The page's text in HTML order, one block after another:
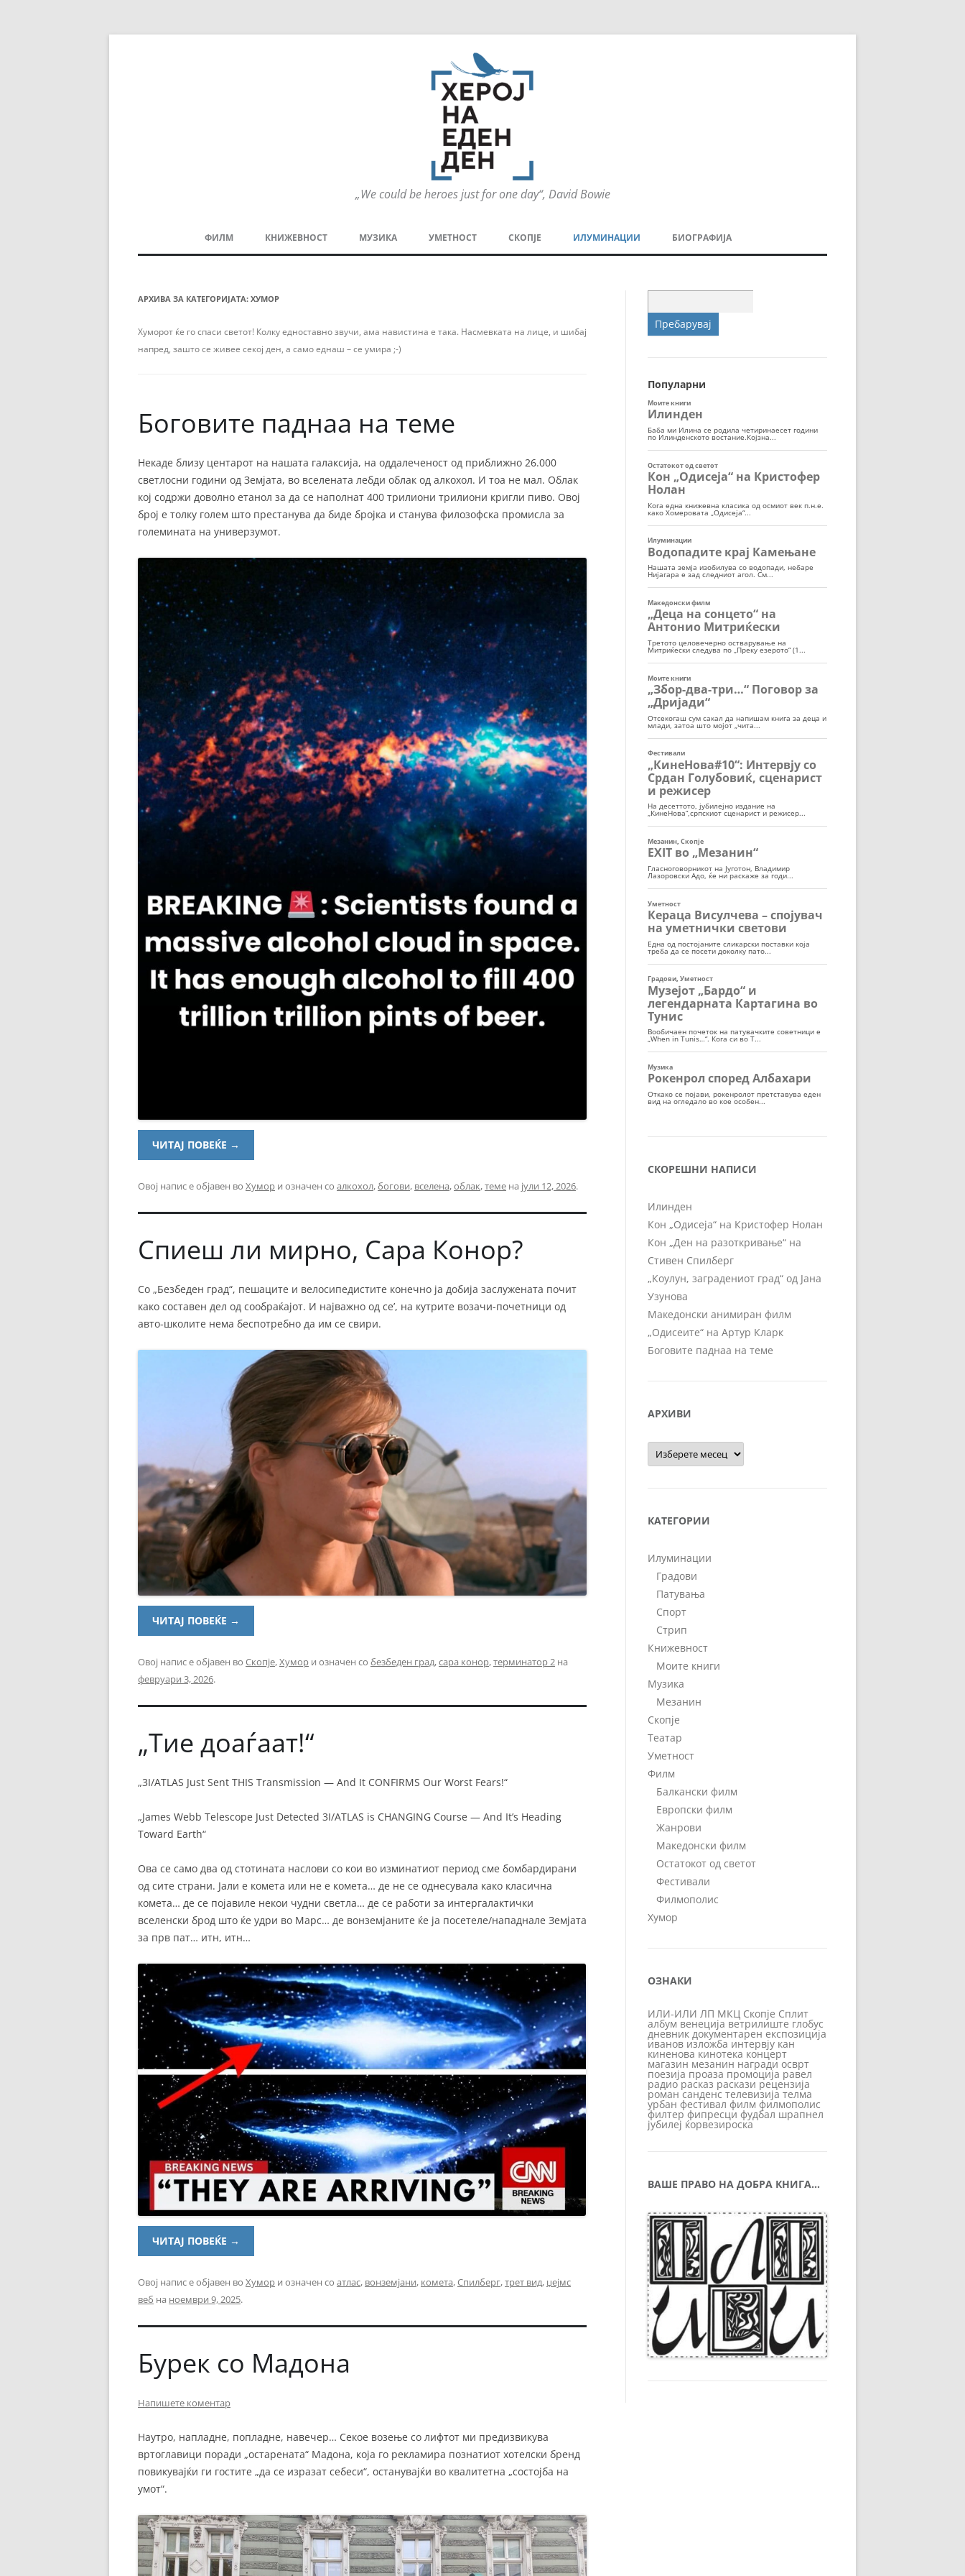
„We could be heroes just for one day“, David Bowie
содржината
ФИЛМ
БАЛКАНСКИ ФИЛМ
ЕВРОПСКИ ФИЛМ
ОСТАТОКОТ ОД СВЕТОТ
КНИЖЕВНОСТ МУЗИКА УМЕТНОСТ СКОПЈЕ ИЛУМИНАЦИИ
СПОРТ
БИОГРАФИЈА
АРХИВА ЗА КАТЕГОРИЈАТА: ХУМОР
Хуморот ќе го спаси светот! Колку едноставно звучи, ама навистина е така. Насмевката на лице, и шибај
напред, зашто се живее секој ден, а само еднаш – се умира ;-)
Боговите паднаа на теме
Некаде близу центарот на нашата галаксија, на оддалеченост од приближно 26.000
светлосни години од Земјата, во вселената лебди облак од алкохол. И тоа не мал. Облак
кој содржи доволно етанол за да се наполнат 400 трилиони трилиони кригли пиво. Овој
број е толку голем што престанува да биде бројка и станува филозофска промисла за
големината на универзумот.
ЧИТАЈ ПОВЕЌЕ →
Овој напис е објавен во Хумор и означен со алкохол,богови, вселена,облак,теме на јули 12, 2026.
Спиеш ли мирно, Сара Конор?
Со „Безбеден град“, пешаците и велосипедистите конечно ја добија заслужената почит
како составен дел од сообраќајот. И најважно од се’, на кутрите возачи-почетници од
авто-школите нема беспотребно да им се свири.
ЧИТАЈ ПОВЕЌЕ →
Овој напис е објавен во Скопје,Хумор и означен со безбеден град,сара конор,терминатор 2 на
февруари 3, 2026.
„Тие доаѓаат!“
„3I/ATLAS Just Sent THIS Transmission — And It CONFIRMS Our Worst Fears!“
„James Webb Telescope Just Detected 3I/ATLAS is CHANGING Course — And It’s Heading
Toward Earth“
Ова се само два од стотината наслови со кои во изминатиот период сме бомбардирани
од сите страни. Јали е комета или не е комета… де не се однесувала како класична
комета… де се појавиле некои чудни светла… де се работи за интергалактички
вселенски брод што ќе удри во Марс… де вонземјаните ќе ја посетеле/нападнале Земјата
за прв пат… итн, итн…
ЧИТАЈ ПОВЕЌЕ →
Овој напис е објавен во Хумор и означен со атлас, вонземјани, комета,Спилберг,трет вид, џејмс
веб на ноември 9, 2025.
Бурек со Мадона
Напишете коментар
Наутро, напладне, попладне, навечер… Секое возење со лифтот ми предизвикува
вртоглавици поради „остарената“ Мадона, која го рекламира познатиот хотелски бренд
повикувајќи ги гостите „да се изразат себеси“, останувајќи во квалитетна „состојба на
умот“.
за:
Популарни
СКОРЕШНИ НАПИСИ
Илинден
Кон „Одисеја“ на Кристофер Нолан
Кон „Ден на разоткривање“ на
Стивен Спилберг
„Коулун, заградениот град“ од Јана
Узунова
Македонски анимиран филм
„Одисеите“ на Артур Кларк
Боговите паднаа на теме
АРХИВИ
Архиви
КАТЕГОРИИ
Илуминации
Градови
Патувања
Спорт
Стрип
Книжевност
Моите книги
Музика
Мезанин
Скопје
Театар
Уметност
Филм
Балкански филм
Европски филм
Жанрови
Македонски филм
Остатокот од светот
Фестивали
Филмополис
Хумор
ОЗНАКИ
ИЛИ-ИЛИ ЛП МКЦ Скопје Сплит
албум венеција ветрилиште глобус
дневник документарен експозиција
иванов изложба интервју кан
киненова кинотека концерт
магазин мезанин награди осврт
поезија проаза промоција равел
радио расказ раскази рецензија
роман санденс телевизија телма
урбан фестивал филм филмополис
филтер фипресци фудбал шрапнел
јубилеј ќорвезироска
ВАШЕ ПРАВО НА ДОБРА КНИГА…